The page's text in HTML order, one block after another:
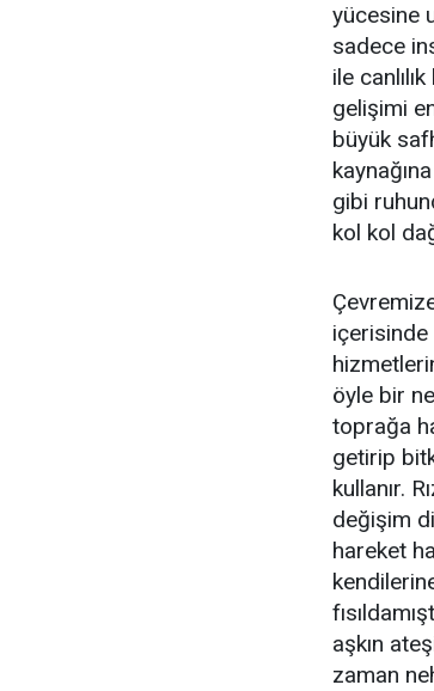
yücesine
sadece
ile
gelişimi
büyük
gibi
kol kol
içerisinde
öyle bir
toprağa
getirip
kullanır.
değişim
hareket
aşkın
zaman